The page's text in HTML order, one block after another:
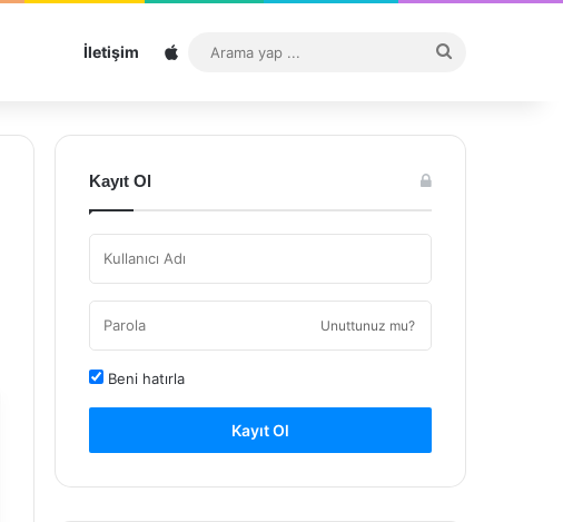
İletişim Sitemap
...
Kayıt Ol
Unuttunuz mu?
Beni hatırla
Kayıt Ol